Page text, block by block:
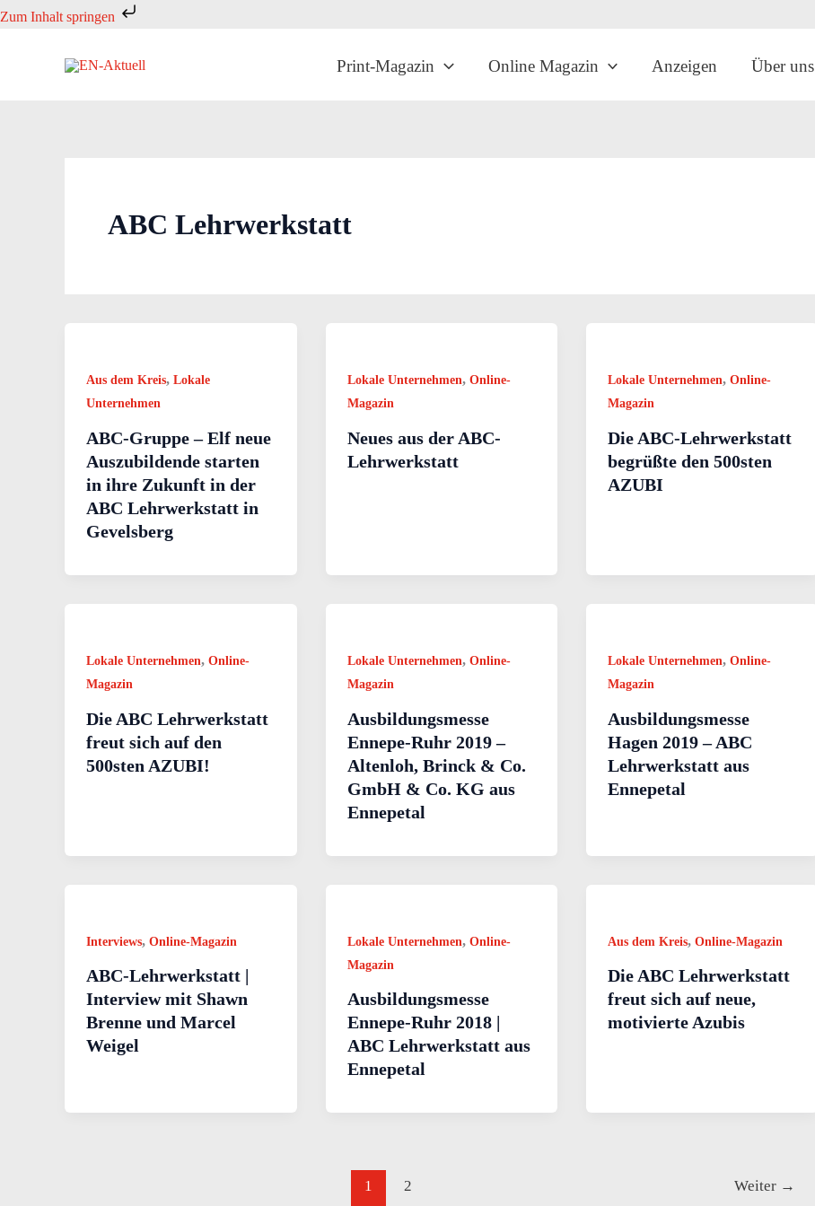
Zum Inhalt springen
Zum
Print-Magazin Online Magazin Anzeigen Über uns
ABC Lehrwerkstatt
Aus dem Kreis, Lokale
Unternehmen
ABC-Gruppe – Elf neue
Auszubildende starten
in ihre Zukunft in der
ABC Lehrwerkstatt in
Gevelsberg
Lokale Unternehmen, Online-
Magazin
Neues aus der ABC-
Lehrwerkstatt
Lokale Unternehmen,Online-
Magazin
Die ABC-Lehrwerkstatt
begrüßte den 500sten
AZUBI
Lokale Unternehmen, Online-
Magazin
Die ABC Lehrwerkstatt
freut sich auf den
500sten AZUBI!
Lokale Unternehmen, Online-
Magazin
Ausbildungsmesse
Ennepe-Ruhr 2019 –
Altenloh, Brinck & Co.
GmbH & Co. KG aus
Ennepetal
Lokale Unternehmen,Online-
Magazin
Ausbildungsmesse
Hagen 2019 – ABC
Lehrwerkstatt aus
Ennepetal
Interviews, Online-Magazin
ABC-Lehrwerkstatt |
Interview mit Shawn
Brenne und Marcel
Weigel
Lokale Unternehmen, Online-
Magazin
Ausbildungsmesse
Ennepe-Ruhr 2018 |
ABC Lehrwerkstatt aus
Ennepetal
Aus dem Kreis,Online-Magazin
Die ABC Lehrwerkstatt
freut sich auf neue,
motivierte Azubis
1 2 Weiter →